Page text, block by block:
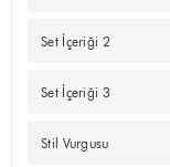
Set İçeriği 2
Set İçeriği 3
Stil Vurgusu